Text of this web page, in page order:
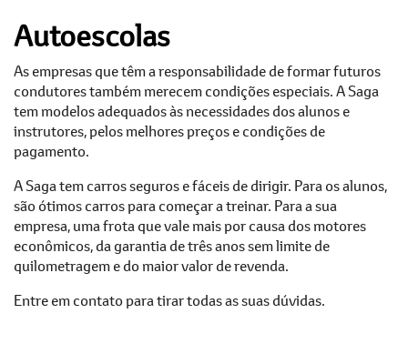
Autoescolas
As empresas que têm a responsabilidade de formar futuros
condutores também merecem condições especiais. A Saga
tem modelos adequados às necessidades dos alunos e
instrutores, pelos melhores preços e condições de
pagamento.
A Saga tem carros seguros e fáceis de dirigir. Para os alunos,
são ótimos carros para começar a treinar. Para a sua
empresa, uma frota que vale mais por causa dos motores
econômicos, da garantia de três anos sem limite de
quilometragem e do maior valor de revenda.
Entre em contato para tirar todas as suas dúvidas.